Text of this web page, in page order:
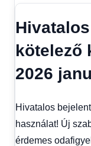
kötelező
2026
Hivatalos
használat! Új
érdemes